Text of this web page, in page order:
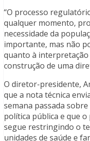
“O processo
qualquer momento,
necessidade da
importante, mas não
quanto à interpretação
construção de uma
O diretor-presidente,
que a nota técnica
semana passada
política pública e que
segue restringindo o
unidades de saúde e